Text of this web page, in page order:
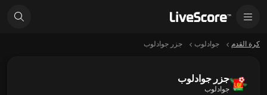
كرة القدم جوادلوب جزر جوادلوب
جزر جوادلوب
جوادلوب